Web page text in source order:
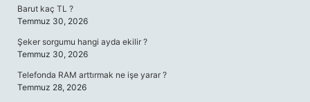
Barut kaç TL ?
Temmuz 30, 2026
Şeker sorgumu hangi ayda ekilir ?
Temmuz 30, 2026
Telefonda RAM arttırmak ne işe yarar ?
Temmuz 28, 2026